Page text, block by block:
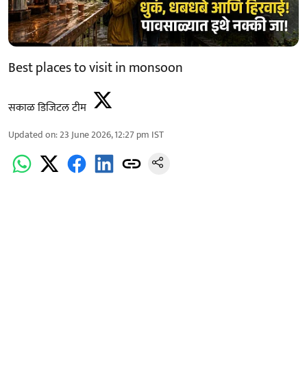
Best places to visit in monsoon
सकाळ डिजिटल टीम
Updated on:23 June 2026, 12:27 pm IST